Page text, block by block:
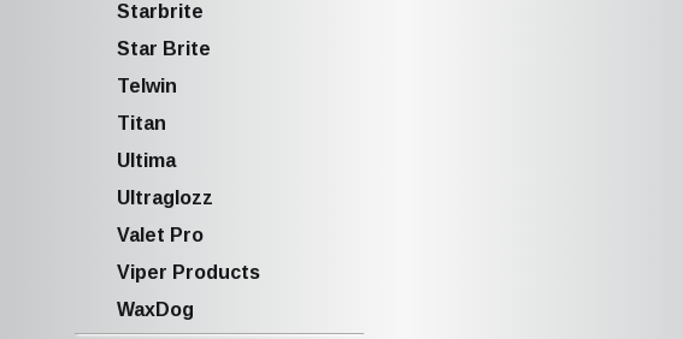
Starbrite
Star Brite
Telwin
Titan
Ultima
Ultraglozz
Valet Pro
Viper Products
WaxDog